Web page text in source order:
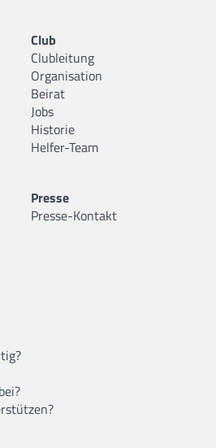
Club
Clubleitung
Organisation
Beirat
Jobs
Historie
Helfer-Team
Presse
Presse-Kontakt